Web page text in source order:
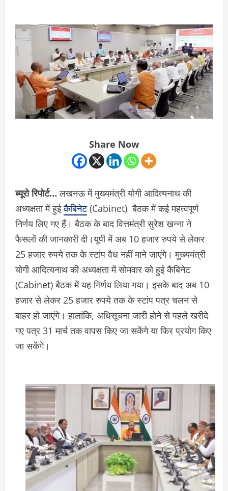
Share Now
ब्यूरो रिपोर्ट…लखनऊ में मुख्यमंत्री योगी आदित्यनाथ की
अध्यक्षता में हुईकैबिनेट(Cabinet) बैठक में कई महत्वपूर्ण
निर्णय लिए गए हैं। बैठक के बाद वित्तमंत्री सुरेश खन्ना ने
फैसलों की जानकारी दी।यूपी में अब 10 हजार रुपये से लेकर
25 हजार रुपये तक के स्टांप वैध नहीं माने जाएंगे। मुख्यमंत्री
योगी आदित्यनाथ की अध्यक्षता में सोमवार को हुई कैबिनेट
(Cabinet) बैठक में यह निर्णय लिया गया। इसके बाद अब 10
हजार से लेकर 25 हजार रुपये तक के स्टांप पत्र चलन से
बाहर हो जाएंगे। हालांकि, अधिसूचना जारी होने से पहले खरीदे
गए पत्र 31 मार्च तक वापस किए जा सकेंगे या फिर प्रयोग किए
जा सकेंगे।